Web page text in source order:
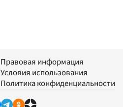
Правовая информация
Условия использования
Политика конфиденциальности